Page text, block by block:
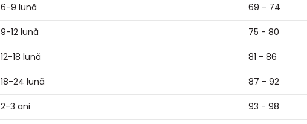
6-9 lună 69 - 74
9-12 lună 75 - 80
12-18 lună 81 - 86
18-24 lună 87 - 92
2-3 ani 93 - 98